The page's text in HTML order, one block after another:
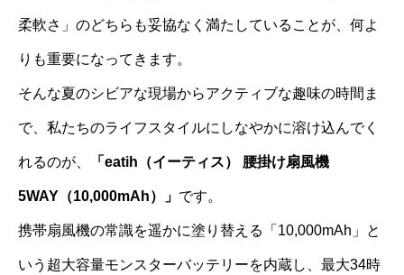
柔軟さ」のどちらも妥協なく満たしていることが、何よ
りも重要になってきます。
そんな夏のシビアな現場からアクティブな趣味の時間ま
で、私たちのライフスタイルにしなやかに溶け込んでく
れるのが、 「eatih（イーティス） 腰掛け扇風機
5WAY（10,000mAh）」 です。
携帯扇風機の常識を遥かに塗り替える「10,000mAh」と
いう超大容量モンスターバッテリーを内蔵し、最大34時